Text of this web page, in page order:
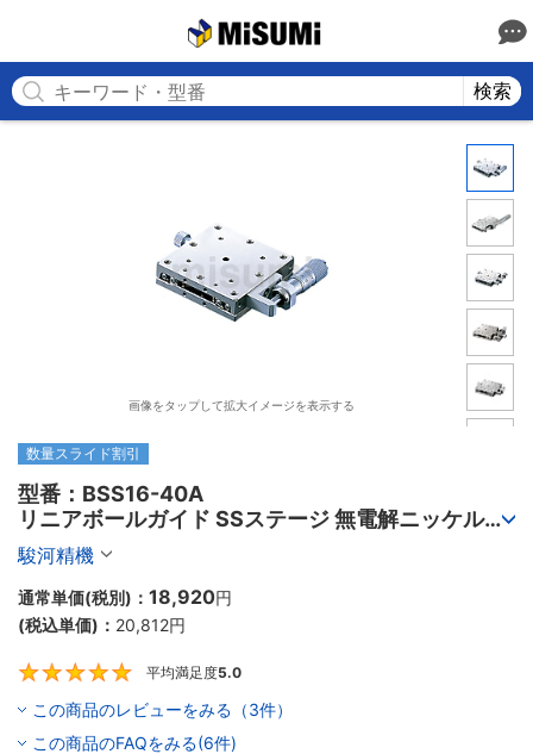
検索
画像をタップして拡大イメージを表示する
数量スライド割引
型番：BSS16-40A
リニアボールガイド SSステージ 無電解ニッケルメ
ッキ（BSS/BSL）
駿河精機
通常単価(税別)： 18,920円
(税込単価)： 20,812円
平均満足度5.0
この商品のレビューをみる（3件）
この商品のFAQをみる(6件)